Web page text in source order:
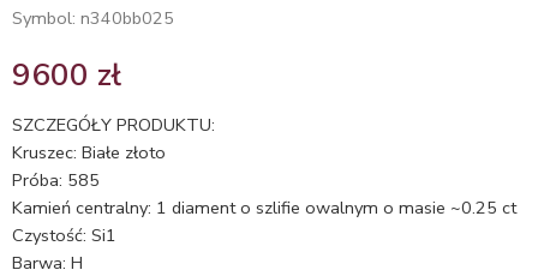
Symbol: n340bb025
9600 zł
SZCZEGÓŁY PRODUKTU:
Kruszec: Białe złoto
Próba: 585
Kamień centralny: 1 diament o szlifie owalnym o masie ~0.25 ct
Czystość: Si1
Barwa: H